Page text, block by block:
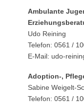
Ambulante
Udo Reining
Telefon: 0561 /
E-Mail: udo-
Adoption-,
Sabine Weigelt-
Telefon: 0561 /